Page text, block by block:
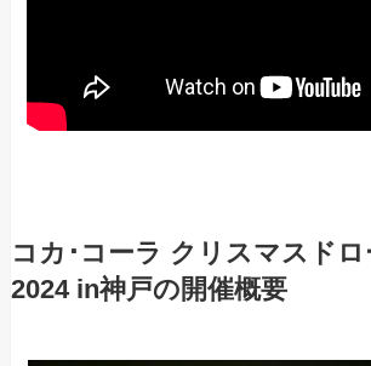
コカ･コーラ クリスマスド
2024 in神戸の開催概要